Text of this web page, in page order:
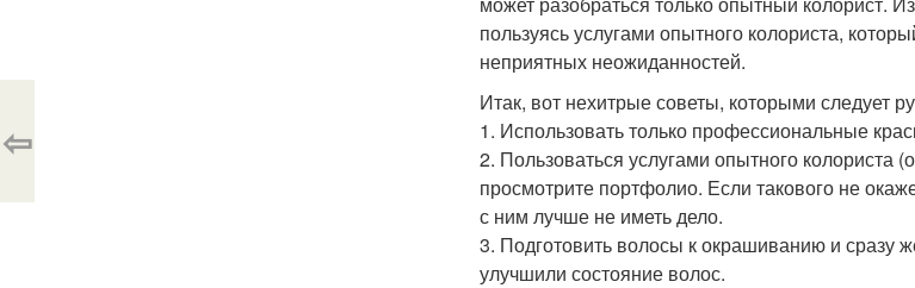
пользуясь услугами опытного колориста,
неприятных неожиданностей.
Итак, вот нехитрые советы, которыми следует
1. Использовать только профессиональные
2. Пользоваться услугами опытного колориста
просмотрите портфолио. Если такового не
с ним лучше не иметь дело.
3. Подготовить волосы к окрашиванию и сразу
улучшили состояние волос.
⇦